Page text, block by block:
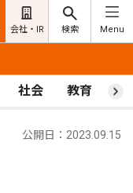
会社・IR 検索 Menu
社会 教育 ス
公開日：2023.09.15